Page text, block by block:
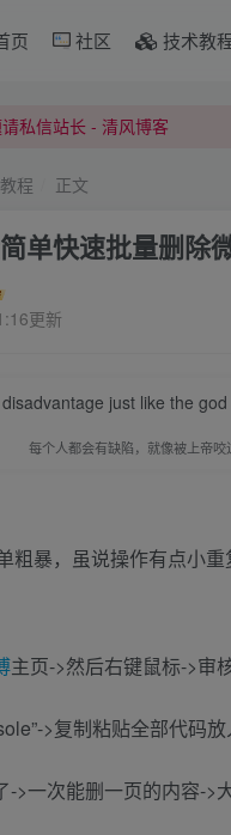
页 社区 技术教
私信站长 - 清风博客
私信站长 - 清风博客
程 正文
单快速批量删除
更新
just like the
每个人都会有缺陷，就像被上帝咬
粗暴，虽说操作有点小
主页->然后右键鼠标->审
>复制粘贴全部代码放
>一次能删一页的内容->